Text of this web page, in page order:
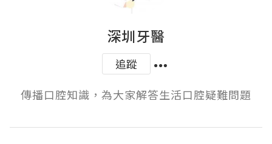
深圳牙醫
追蹤
傳播口腔知識，為大家解答生活口腔疑難問題